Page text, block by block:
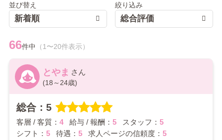
並び替え
新着順
絞り込み
総合評価
66件中 （1〜20件表示）
とやま
(18～24歳)
総合：5
客層 / 客質： 4 給与 / 報酬： 5 スタッフ： 5
シフト： 5 待遇： 5 求人ページの信頼度： 5